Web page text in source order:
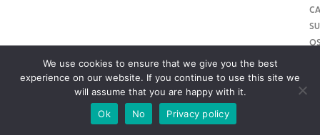
We use cookies to ensure that we give you the best
experience on our website. If you continue to use this site we
will assume that you are happy with it.
Ok
No Privacy policy